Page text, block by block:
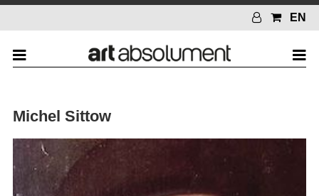
EN
Michel Sittow